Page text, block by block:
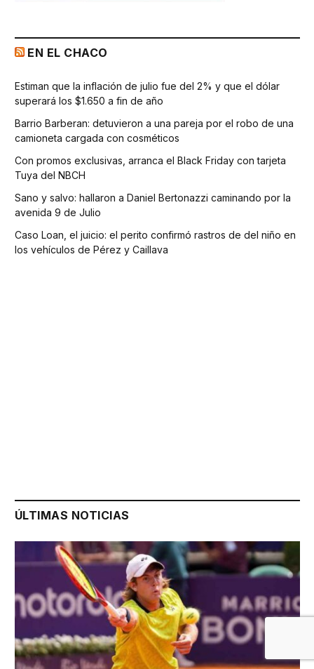
EN EL CHACO
Estiman que la inflación de julio fue del 2% y que el dólar
superará los $1.650 a fin de año
Barrio Barberan: detuvieron a una pareja por el robo de una
camioneta cargada con cosméticos
Con promos exclusivas, arranca el Black Friday con tarjeta
Tuya del NBCH
Sano y salvo: hallaron a Daniel Bertonazzi caminando por la
avenida 9 de Julio
Caso Loan, el juicio: el perito confirmó rastros de del niño en
los vehículos de Pérez y Caillava
ÚLTIMAS NOTICIAS